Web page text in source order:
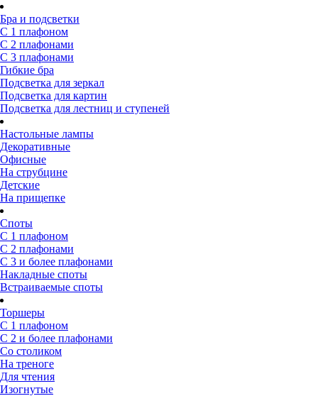
Бра и подсветки
С 1 плафоном
С 2 плафонами
С 3 плафонами
Гибкие бра
Подсветка для зеркал
Подсветка для картин
Подсветка для лестниц и ступеней
Настольные лампы
Декоративные
Офисные
На струбцине
Детские
На прищепке
Споты
С 1 плафоном
С 2 плафонами
С 3 и более плафонами
Накладные споты
Встраиваемые споты
Торшеры
С 1 плафоном
С 2 и более плафонами
Со столиком
На треноге
Для чтения
Изогнутые